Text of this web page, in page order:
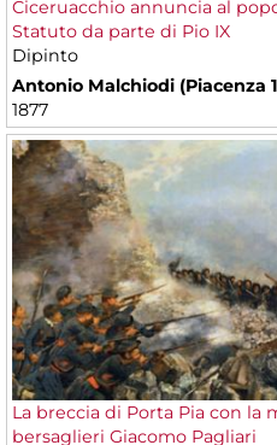
Ciceruacchio annuncia al
Statuto da parte di Pio IX
Dipinto
Antonio Malchiodi (Piacenza
1877
La breccia di Porta Pia con la
bersaglieri Giacomo Pagliari